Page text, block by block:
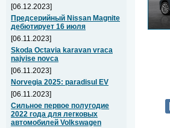
[06.12.2023]
Предсерийный Nissan Magnite
дебютирует 16 июля
[06.11.2023]
Skoda Octavia karavan vraca
najvise novca
[06.11.2023]
Norvegia 2025: paradisul EV
[06.11.2023]
Сильное первое полугодие
2022 года для легковых
автомобилей Volkswagen